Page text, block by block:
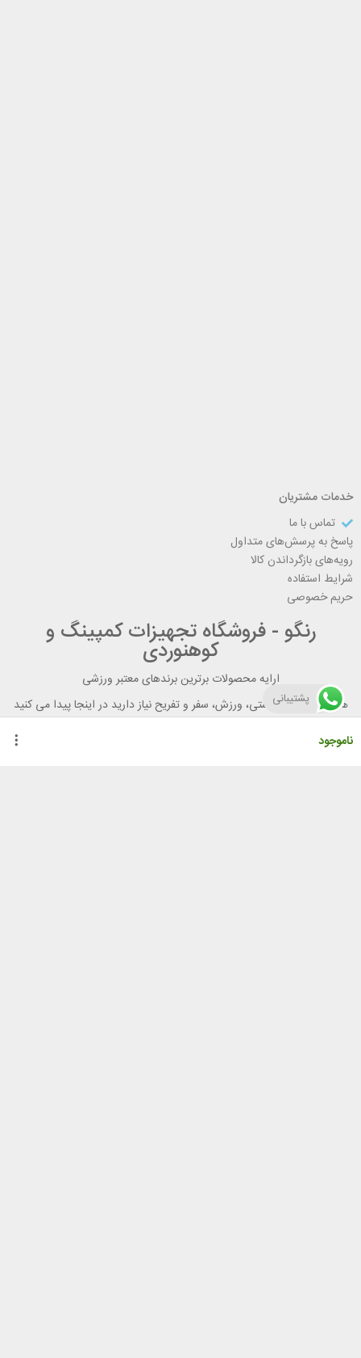
ناموجود
خدمات مشتریان
تماس با ما
پاسخ به پرسش‌های متداول
رویه‌های بازگرداندن کالا
شرایط استفاده
حریم خصوصی
رنگو - فروشگاه تجهیزات کمپینگ و
کوهنوردی
ارایه محصولات برترین برندهای معتبر ورزشی
هر آنچه برای تندرستی، ورزش، سفر و تفریح نیاز دارید در اینجا پیدا می کنید
پشتیبانی